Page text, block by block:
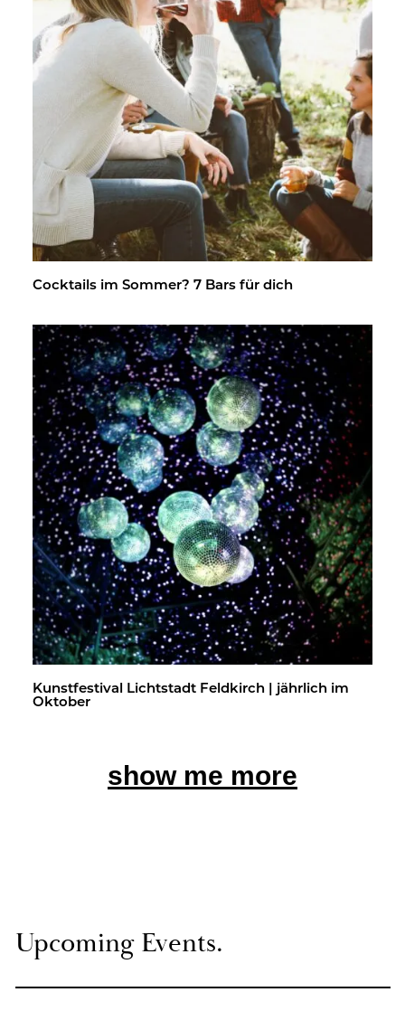
Cock­tails im Som­mer? 7 Bars für dich
Kunst­fes­ti­val Licht­stadt Feld­kirch | jähr­lich im
Ok­to­ber
show me more
Up­co­ming Events.